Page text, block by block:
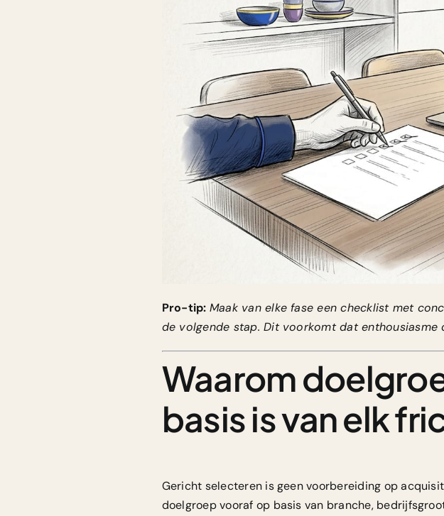
Pro-tip: Maak van elke fase een checklist met
de volgende stap. Dit voorkomt dat enthousiasme
Waarom
basis is van elk
Gericht selecteren is geen voorbereiding op
doelgroep vooraf op basis van branche,